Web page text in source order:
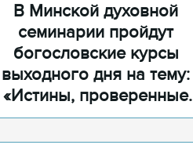
В Минской духовной
семинарии пройдут
богословские курсы
выходного дня на тему:
«Истины, проверенные
временем»